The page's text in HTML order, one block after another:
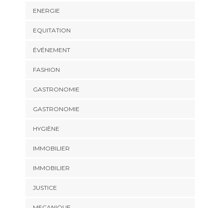
ENERGIE
EQUITATION
ÉVÉNEMENT
FASHION
GASTRONOMIE
GASTRONOMIE
HYGIÈNE
IMMOBILIER
IMMOBILIER
JUSTICE